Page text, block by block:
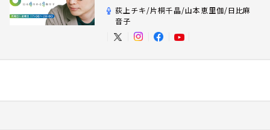
荻上チキ/片桐千晶/山本恵里伽/日比麻
音子